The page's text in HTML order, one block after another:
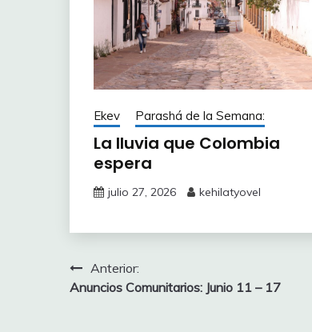
Ekev Parashá de la Semana:
La lluvia que Colombia
espera
julio 27, 2026 kehilatyovel
Navegación
de
Anterior:
Anuncios Comunitarios: Junio 11 – 17